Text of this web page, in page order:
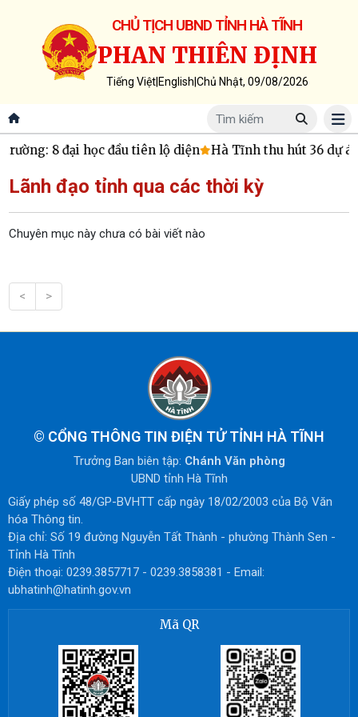
CHỦ TỊCH UBND TỈNH HÀ TĨNH
PHAN THIÊN ĐỊNH
Tiếng Việt| English Chủ Nhật, 09/08/2026
8 đại học đầu tiên lộ diện Hà Tĩnh thu hút 36 dự
Lãnh đạo tỉnh qua các thời kỳ
Chuyên mục này chưa có bài viết nào
< >
© CỔNG THÔNG TIN ĐIỆN TỬ TỈNH HÀ TĨNH
Trưởng Ban biên tập: Chánh Văn phòng
UBND tỉnh Hà Tĩnh
Giấy phép số 48/GP-BVHTT cấp ngày 18/02/2003 của Bộ Văn
hóa Thông tin.
Địa chỉ: Số 19 đường Nguyễn Tất Thành - phường Thành Sen -
Tỉnh Hà Tĩnh
Điện thoại: 0239.3857717 - 0239.3858381 - Email:
ubhatinh@hatinh.gov.vn
Mã QR